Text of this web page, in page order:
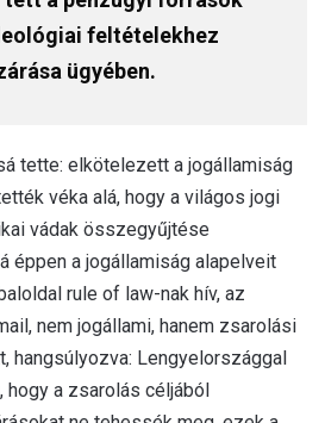
feltételekhez
ügyében.
tette: elkötelezett a jogállamiság
véka alá, hogy a világos jogi
vádak összegyűjtése
éppen a jogállamiság alapelveit
rule of law-nak hív, az
nem jogállami, hanem zsarolási
hangsúlyozva: Lengyelországgal
a zsarolás céljából